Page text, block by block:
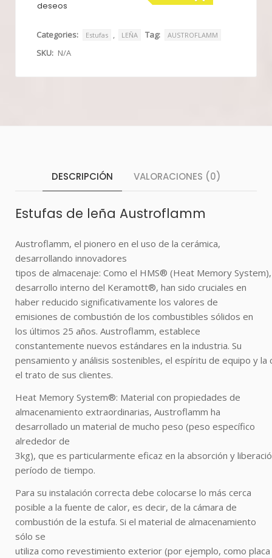
deseos
Categories: Estufas , LEÑA Tag: AUSTROFLAMM
SKU: N/A
DESCRIPCIÓN VALORACIONES (0)
Estufas de leña Austroflamm
Austroflamm, el pionero en el uso de la cerámica,
desarrollando innovadores
tipos de almacenaje: Como el HMS® (Heat Memory
desarrollo interno del Keramott®, han sido cruciales en
haber reducido significativamente los valores de
emisiones de combustión de los combustibles sólidos en
los últimos 25 años. Austroflamm, establece
constantemente nuevos estándares en la industria. Su
pensamiento y análisis sostenibles, el espíritu de equipo y la
el trato de sus clientes.
Heat Memory System®: Material con propiedades de
almacenamiento extraordinarias, Austroflamm ha
desarrollado un material de mucho peso (peso específico
alrededor de
3kg), que es particularmente eficaz en la absorción y
período de tiempo.
Para su instalación correcta debe colocarse lo más cerca
posible a la fuente de calor, es decir, de la cámara de
combustión de la estufa. Si el material de almacenamiento
sólo se
utiliza como revestimiento exterior (por ejemplo, como